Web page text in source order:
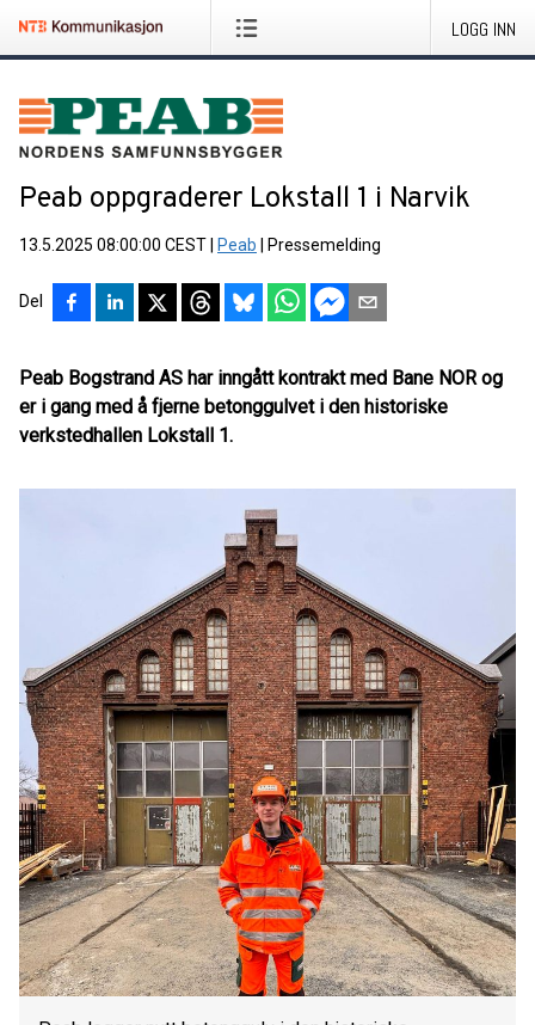
LOGG INN
Peab oppgraderer Lokstall 1 i Narvik
13.5.2025 08:00:00 CEST Peab Pressemelding
Del
Peab Bogstrand AS har inngått kontrakt med Bane NOR og
er i gang med å fjerne betonggulvet i den historiske
verkstedhallen Lokstall 1.